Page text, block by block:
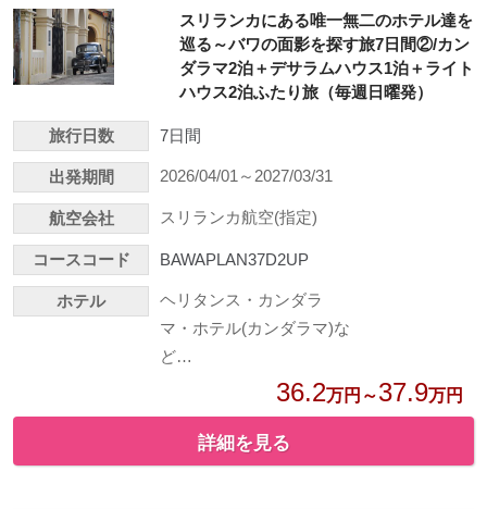
スリランカにある唯一無二のホテル達を
巡る～バワの面影を探す旅7日間②/カン
ダラマ2泊＋デサラムハウス1泊＋ライト
ハウス2泊ふたり旅（毎週日曜発）
旅行日数 7日間
出発期間 2026/04/01～2027/03/31
航空会社 スリランカ航空(指定)
コースコード BAWAPLAN37D2UP
ホテル
ヘリタンス・カンダラ
マ・ホテル(カンダラマ)な
ど…
36.2万円～37.9万円
詳細を見る